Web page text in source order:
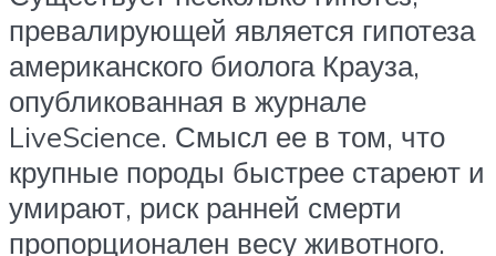
превалирующей является гипотеза
американского биолога Крауза,
опубликованная в журнале
LiveScience. Смысл ее в том, что
крупные породы быстрее стареют и
умирают, риск ранней смерти
пропорционален весу животного.